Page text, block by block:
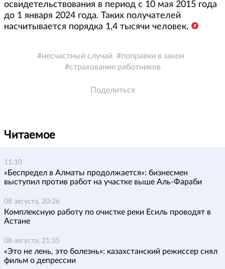
освидетельствования в период с 10 мая 2015 года
до 1 января 2024 года. Таких получателей
насчитывается порядка 1,4 тысячи человек.
несчастный случай
поправки в закон
страхование работников
Поделиться
Читаемое
11:10
«Беспредел в Алматы продолжается»: бизнесмен
выступил против работ на участке выше Аль-Фараби
08 августа, 20:26
Комплексную работу по очистке реки Есиль проводят в
Астане
08 августа, 21:35
«Это не лень, это болезнь»: казахстанский режиссер снял
фильм о депрессии